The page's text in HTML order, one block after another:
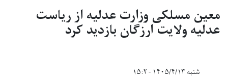
معین مسلکی وزارت عدلیه از ریاست
عدلیه ولایت ارزگان بازدید کرد
شنبه ۱۴۰۵/۴/۱۳ - ۱۵:۲